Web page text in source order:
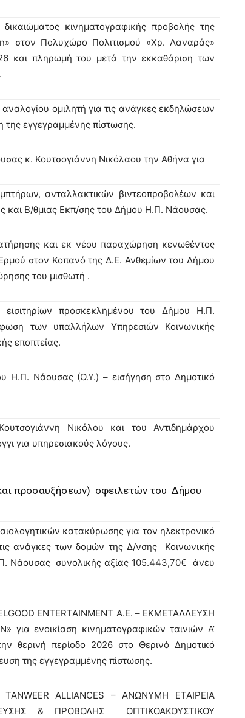
κινηματογραφικής προβολής της
στον Πολυχώρο Πολιτισμού «Χρ. Λαναράς»
και πληρωμή του μετά την εκκαθάριση των
ομιλητή για τις ανάγκες εκδηλώσεων
εγγεγραμμένης πίστωσης.
κ. Κουτσογιάννη Νικόλαου την Αθήνα για
ανταλλακτικών βιντεοπροβολέων και
και Β/θμιας Εκπ/σης του Δήμου Η.Π. Νάουσας.
και εκ νέου παραχώρηση κενωθέντος
στον Κοπανό της Δ.Ε. Ανθεμίων του Δήμου
του μισθωτή .
προσκεκλημένου του Δήμου Η.Π.
των υπαλλήλων Υπηρεσιών Κοινωνικής
εποπτείας.
Η.Π. Νάουσας (Ο.Υ.) – εισήγηση στο Δημοτικό
Νικόλου και του Αντιδημάρχου
για υπηρεσιακούς λόγους.
προσαυξήσεων) οφειλετών του Δήμου
κατακύρωσης για τον ηλεκτρονικό
ανάγκες των δομών της Δ/νσης Κοινωνικής
Νάουσας συνολικής αξίας 105.443,70€ άνευ
ENTERTAINMENT A.E. – ΕΚΜΕΤΑΛΛΕΥΣΗ
ενοικίαση κινηματογραφικών ταινιών Α’
θερινή περίοδο 2026 στο Θερινό Δημοτικό
της εγγεγραμμένης πίστωσης.
ALLIANCES – AΝΩΝΥΜΗ ΕΤΑΙΡΕΙΑ
& ΠΡΟΒΟΛΗΣ ΟΠΤΙΚΟΑΚΟΥΣΤΙΚΟΥ